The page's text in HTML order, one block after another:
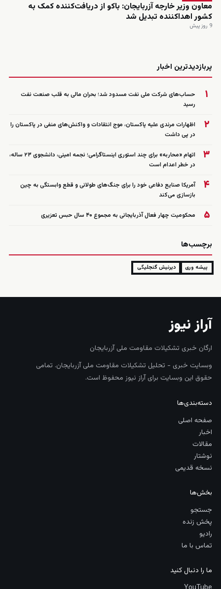
معاون وزیر خارجه آزربایجان: باکو از دریافت‌کننده کمک به
کشور اهداکننده تبدیل شد
9 روز پیش
پربازدیدترین اخبار
۱
حساب‌های شرکت ملی نفت مسدود شد؛ بحران مالی به قلب صنعت نفت
رسید
۲
اظهارات مرندی علیه پاکستان، موج انتقادات و واکنش‌های منفی در پاکستان را
در پی داشت
۳
اتهام «محاربه» برای چند استوری اینستاگرامی؛ نجمه امینی، دانشجوی ۲۳ ساله،
در خطر اعدام است
۴
آمریکا صنایع دفاعی خود را برای جنگ‌های طولانی و قطع وابستگی به چین
بازسازی می‌کند
۵ محکومیت چهار فعال آذربایجانی به مجموع ۴۰ سال حبس تعزیری
برچسب‌ها
پیشه وری دیرنیش گنجلیگی
آراز نیوز
ارگان خبری تشکیلات مقاومت ملی آزربایجان
وبسایت خبری - تحلیل تشکیلات مقاومت ملی آزربایجان. تمامی
حقوق این وبسایت برای آراز نیوز محفوظ است.
دسته‌بندی‌ها
صفحه اصلی
اخبار
مقالات
نوشتار
نسخه قدیمی
بخش‌ها
جستجو
پخش زنده
رادیو
تماس با ما
ما را دنبال کنید